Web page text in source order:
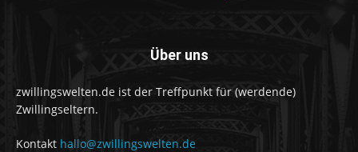
Über uns
zwillingswelten.de ist der Treffpunkt für (werdende)
Zwillingseltern.
Kontakt hallo@zwillingswelten.de